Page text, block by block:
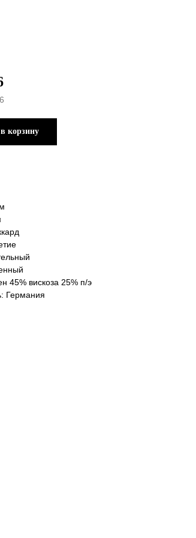
корзину
45% вискоза 25% п/э
Германия